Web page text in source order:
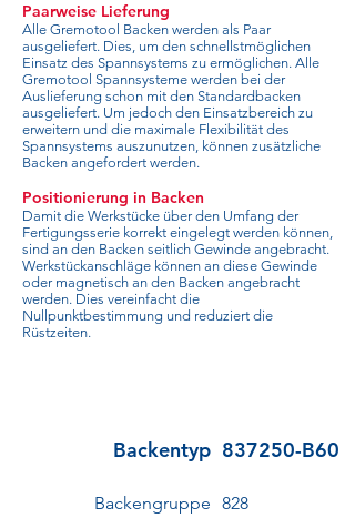
Paarweise Lieferung
Alle Gremotool Backen werden als Paar
ausgeliefert. Dies, um den schnellstmöglichen
Einsatz des Spannsystems zu ermöglichen. Alle
Gremotool Spannsysteme werden bei der
Auslieferung schon mit den Standardbacken
ausgeliefert. Um jedoch den Einsatzbereich zu
erweitern und die maximale Flexibilität des
Spannsystems auszunutzen, können zusätzliche
Backen angefordert werden.
Positionierung in Backen
Damit die Werkstücke über den Umfang der
Fertigungsserie korrekt eingelegt werden können,
sind an den Backen seitlich Gewinde angebracht.
Werkstückanschläge können an diese Gewinde
oder magnetisch an den Backen angebracht
werden. Dies vereinfacht die
Nullpunktbestimmung und reduziert die
Rüstzeiten.
Backentyp 837250-B60
Backengruppe 828